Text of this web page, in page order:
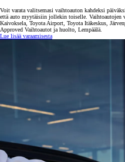
Voit varata valitsemasi vaihtoauton kahdeksi
että auto myytäisiin jollekin toiselle. Vaihtoautojen
Kaivoksela, Toyota Airport, Toyota Itäkeskus,
Approved Vaihtoautot ja huolto, Lempäälä.
Lue lisää varaamisesta